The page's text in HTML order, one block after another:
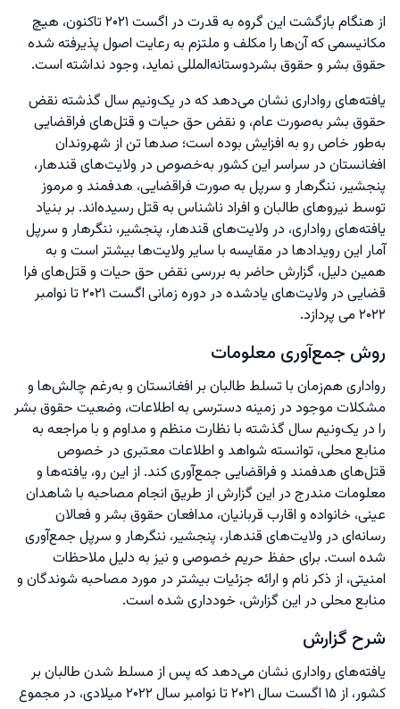
از هنگام بازگشت این گروه به قدرت در اگست ۲۰۲۱ تاکنون، هیچ
مکانیسمی که آن‌ها را مکلف و ملتزم به رعایت اصول پذیرفته شده
حقوق بشر و حقوق بشردوستانه‌المللی نماید، وجود نداشته است.
یافته‌های رواداری نشان می‌دهد که در یک‌ونیم سال گذشته نقض
حقوق بشر به‌صورت عام، و نقض حق حیات و قتل‌های فراقضایی
به‌طور خاص رو به افزایش بوده است؛ صدها تن از شهروندان
افغانستان در سراسر این کشور به‌خصوص در ولایت‌های قندهار،
پنجشیر، ننگرهار و سرپل به صورت فراقضایی، هدفمند و مرموز
توسط نیروهای طالبان و افراد ناشناس به قتل رسیده‌اند. بر بنیاد
یافته‌های رواداری، در ولایت‌های قندهار، پنجشیر، ننگرهار و سرپل
آمار این رویدادها در مقایسه با سایر ولایت‌ها بیشتر است و به
همین دلیل، گزارش حاضر به بررسی نقض حق حیات و قتل‌های فرا
قضایی در ولایت‌های یادشده در دوره زمانی اگست ۲۰۲۱ تا نوامبر
۲۰۲۲ می پردازد.
روش جمع‌آوری معلومات
رواداری هم‌زمان با تسلط طالبان بر افغانستان و به‌رغم چالش‌ها و
مشکلات موجود در زمینه دسترسی به اطلاعات، وضعیت حقوق بشر
را در یک‌ونیم سال گذشته با نظارت منظم و مداوم و با مراجعه به
منابع محلی، توانسته شواهد و اطلاعات معتبری در خصوص
قتل‌های هدفمند و فراقضایی جمع‌آوری کند. از این رو، یافته‌ها و
معلومات مندرج در این گزارش از طریق انجام مصاحبه با شاهدان
عینی، خانواده و اقارب قربانیان، مدافعان حقوق بشر و فعالان
رسانه‌ای در ولایت‌های قندهار، پنجشیر، ننگرهار و سرپل جمع‌آوری
شده است. برای حفظ حریم خصوصی و نیز به دلیل ملاحظات
امنیتی، از ذکر نام و ارائه جزئیات بیشتر در مورد مصاحبه شوندگان و
منابع محلی در این گزارش، خودداری شده است.
شرح گزارش
یافته‌های رواداری نشان می‌دهد که پس از مسلط شدن طالبان بر
کشور، از ۱۵ اگست سال ۲۰۲۱ تا نوامبر سال ۲۰۲۲ میلادی، در مجموع